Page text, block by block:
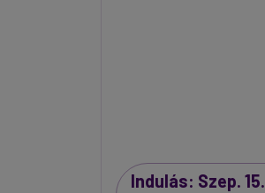
Indulás: Szep. 15.